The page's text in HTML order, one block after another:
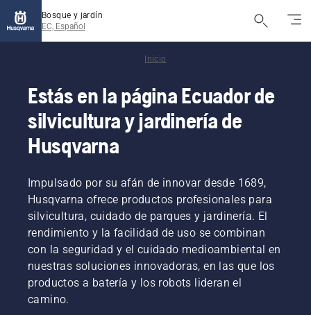
Bosque y jardín
EC, Español
Inicio
Estás en la página Ecuador de
silvicultura y jardinería de
Husqvarna
Impulsado por su afán de innovar desde 1689,
Husqvarna ofrece productos profesionales para
silvicultura, cuidado de parques y jardinería. El
rendimiento y la facilidad de uso se combinan
con la seguridad y el cuidado medioambiental en
nuestras soluciones innovadoras, en las que los
productos a batería y los robots lideran el
camino.